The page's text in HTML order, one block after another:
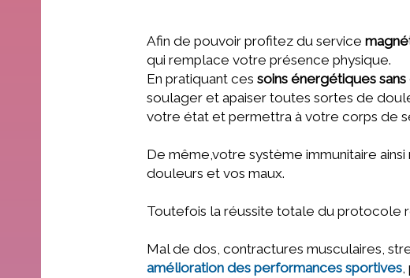
Afin de pouvoir profitez du service
qui remplace votre présence physique.
En pratiquant ces soins énergétiques
soulager et apaiser toutes sortes de
votre état et permettra à votre corps de
De même,votre système immunitaire
douleurs et vos maux.
Toutefois la réussite totale du protocole
Mal de dos, contractures musculaires,
amélioration des performances sportives,